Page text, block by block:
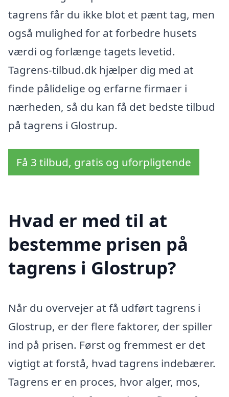
tagrens får du ikke blot et pænt tag, men
også mulighed for at forbedre husets
værdi og forlænge tagets levetid.
Tagrens-tilbud.dk hjælper dig med at
finde pålidelige og erfarne firmaer i
nærheden, så du kan få det bedste tilbud
på tagrens i Glostrup.
Få 3 tilbud, gratis og uforpligtende
Hvad er med til at
bestemme prisen på
tagrens i Glostrup?
Når du overvejer at få udført tagrens i
Glostrup, er der flere faktorer, der spiller
ind på prisen. Først og fremmest er det
vigtigt at forstå, hvad tagrens indebærer.
Tagrens er en proces, hvor alger, mos,